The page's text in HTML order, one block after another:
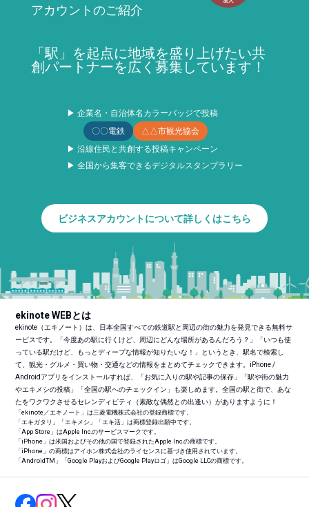
アカウントのご紹介
「駅」を起点に地域を盛り上げたい共
創パートナーを広く募集しています！
▶ 企業名・自治体名カラーバッジで投稿
〇〇電鉄
△△市観光協会
▶ 沿線住民と共創する投稿キャンペーン
▶ 全国から集客できるデジタルスタンプラリー
ビジネスアカウントについて詳しくはこちら
ekinote WEBとは
ekinote（エキノート）は、日本全国すべての鉄道駅と周辺の街の魅力を発見できる無料サ
ービスです。「今度あの駅に行くけど、周辺にどんな場所があるんだろう？」「いつも使
っている駅だけど、もっとディープな情報が知りたいな！」というとき、駅名で検索し
て、観光・グルメ・買い物・交通などの情報をまとめてチェックできます。iPhone /
Androidアプリをインストールすれば、「お気に入りの駅や記事の保存」「駅や街の魅力
やエキメシの投稿」「全国の駅へのチェックイン」も楽しめます。全国の駅と街で、あな
たをワクワクさせるセレンディピティ（素敵な偶然との出逢い）がありますように！
「ekinote／エキノート」は三菱電機株式会社の登録商標です。
「エキガタリ」「エキメシ」「エキ活」は商標登録出願中です。
「App Store」はApple Inc.のサービスマークです。
「iPhone」は米国およびその他の国で登録されたApple Inc.の商標です。
「iPhone」の商標はアイホン株式会社のライセンスに基づき使用されています。
「AndroidTM 」「Google PlayおよびGoogle Playロゴ」はGoogle LLCの商標です。